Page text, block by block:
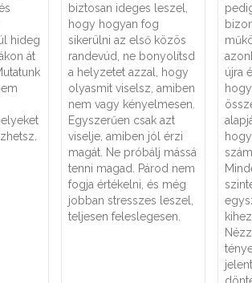
hideg
át
biztosan ideges leszel,
hogy hogyan fog
sikerülni az első közös
randevúd, ne bonyolítsd
a helyzetet azzal, hogy
olyasmit viselsz, amiben
nem vagy kényelmesen.
Egyszerűen csak azt
viselje, amiben jól érzi
magát. Ne próbálj mássá
tenni magad. Párod nem
fogja értékelni, és még
jobban stresszes leszel,
teljesen feleslegesen.
újra